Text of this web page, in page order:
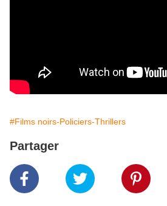
#Films noirs-Policiers-Thrillers
Partager